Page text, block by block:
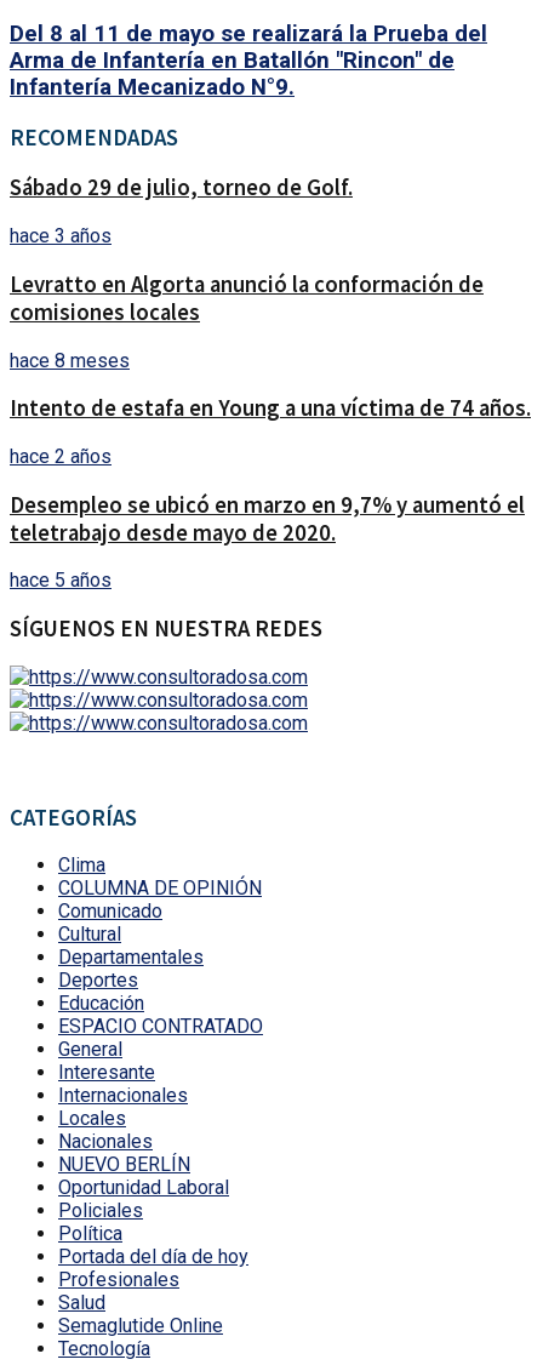
Del 8 al 11 de mayo se realizará la Prueba del
Arma de Infantería en Batallón "Rincon" de
Infantería Mecanizado N°9.
RECOMENDADAS
Sábado 29 de julio, torneo de Golf.
hace 3 años
Levratto en Algorta anunció la conformación de
comisiones locales
hace 8 meses
Intento de estafa en Young a una víctima de 74 años.
hace 2 años
Desempleo se ubicó en marzo en 9,7% y aumentó el
teletrabajo desde mayo de 2020.
hace 5 años
SÍGUENOS EN NUESTRA REDES
CATEGORÍAS
Clima
COLUMNA DE OPINIÓN
Comunicado
Cultural
Departamentales
Deportes
Educación
ESPACIO CONTRATADO
General
Interesante
Internacionales
Locales
Nacionales
NUEVO BERLÍN
Oportunidad Laboral
Policiales
Política
Portada del día de hoy
Profesionales
Salud
Semaglutide Online
Tecnología